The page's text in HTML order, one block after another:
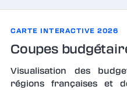
CARTE INTERACTIVE 2026
Coupes
Visualisation des
régions françaises et